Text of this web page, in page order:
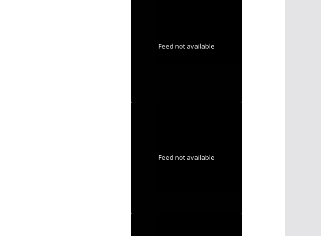
Feed not available
Feed not available